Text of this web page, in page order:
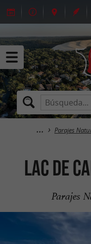
Parajes
Lac de
Parajes